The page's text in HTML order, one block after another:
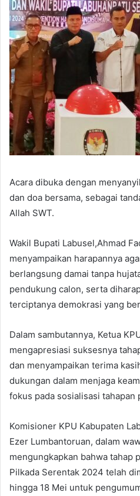
Acara dibuka dengan
dan doa bersama, sebagai
Allah SWT.
Wakil Bupati Labusel,Ahmad
menyampaikan harapannya
berlangsung damai tanpa
pendukung calon, serta
terciptanya demokrasi yang
Dalam sambutannya, Ketua
mengapresiasi suksesnya
dan menyampaikan terima
dukungan dalam menjaga
fokus pada sosialisasi tahapan
Komisioner KPU Kabupaten
Ezer Lumbantoruan, dalam
mengungkapkan bahwa tahap
Pilkada Serentak 2024 telah
hingga 18 Mei untuk